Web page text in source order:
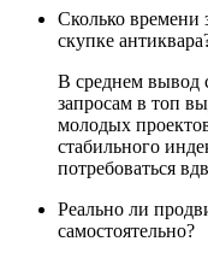
Сколько времени
скупке
В среднем вывод
запросам в топ
молодых
стабильного
потребоваться
Реально ли
самостоятельно?